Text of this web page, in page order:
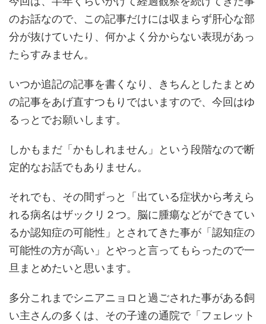
のお話なので、この記事だけには収まらず肝心な部
分が抜けていたり、何かよく分からない表現があっ
たらすみません。
いつか追記の記事を書くなり、きちんとしたまとめ
の記事をあげ直すつもりではいますので、今回はゆ
るっとでお願いします。
しかもまだ「かもしれません」という段階なので断
定的なお話でもありません。
それでも、その間ずっと「出ている症状から考えら
れる病名はザックリ２つ。脳に腫瘍などができてい
るか認知症の可能性」とされてきた事が「認知症の
可能性の方が高い」とやっと言ってもらったので一
旦まとめたいと思います。
多分これまでシニアニョロと過ごされた事がある飼
い主さんの多くは、その子達の通院で「フェレット